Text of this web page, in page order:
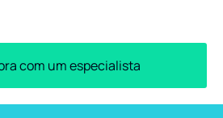
com um especialista